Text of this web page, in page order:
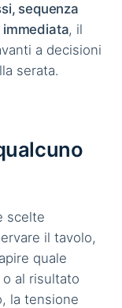
sequenza
immediata, il
a decisioni
serata.
scelte
il tavolo,
quale
al risultato
la tensione